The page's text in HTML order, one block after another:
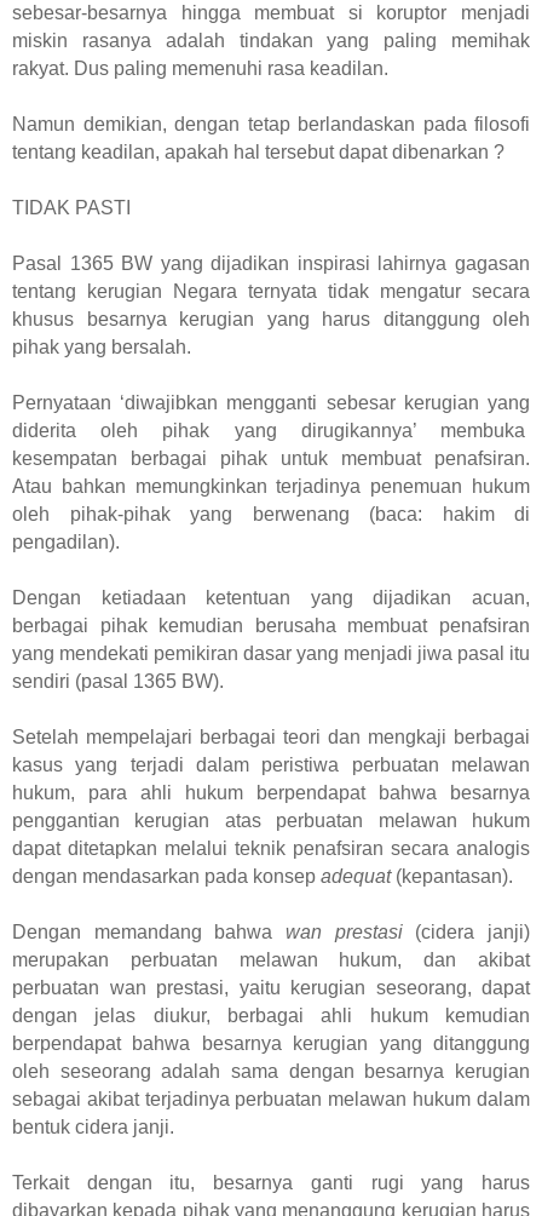
sebesar-besarnya hingga membuat si koruptor menjadi
miskin rasanya adalah tindakan yang paling memihak
rakyat. Dus paling memenuhi rasa keadilan.
Namun demikian, dengan tetap berlandaskan pada filosofi
tentang keadilan, apakah hal tersebut dapat dibenarkan ?
TIDAK PASTI
Pasal 1365 BW yang dijadikan inspirasi lahirnya gagasan
tentang kerugian Negara ternyata tidak mengatur secara
khusus besarnya kerugian yang harus ditanggung oleh
pihak yang bersalah.
Pernyataan ‘diwajibkan mengganti sebesar kerugian yang
diderita oleh pihak yang dirugikannya’ membuka
kesempatan berbagai pihak untuk membuat penafsiran.
Atau bahkan memungkinkan terjadinya penemuan hukum
oleh pihak-pihak yang berwenang (baca: hakim di
pengadilan).
Dengan ketiadaan ketentuan yang dijadikan acuan,
berbagai pihak kemudian berusaha membuat penafsiran
yang mendekati pemikiran dasar yang menjadi jiwa pasal itu
sendiri (pasal 1365 BW).
Setelah mempelajari berbagai teori dan mengkaji berbagai
kasus yang terjadi dalam peristiwa perbuatan melawan
hukum, para ahli hukum berpendapat bahwa besarnya
penggantian kerugian atas perbuatan melawan hukum
dapat ditetapkan melalui teknik penafsiran secara analogis
dengan mendasarkan pada konsep adequat(kepantasan).
Dengan memandang bahwa wan prestasi(cidera janji)
merupakan perbuatan melawan hukum, dan akibat
perbuatan wan prestasi, yaitu kerugian seseorang, dapat
dengan jelas diukur, berbagai ahli hukum kemudian
berpendapat bahwa besarnya kerugian yang ditanggung
oleh seseorang adalah sama dengan besarnya kerugian
sebagai akibat terjadinya perbuatan melawan hukum dalam
bentuk cidera janji.
Terkait dengan itu, besarnya ganti rugi yang harus
dibayarkan kepada pihak yang menanggung kerugian harus